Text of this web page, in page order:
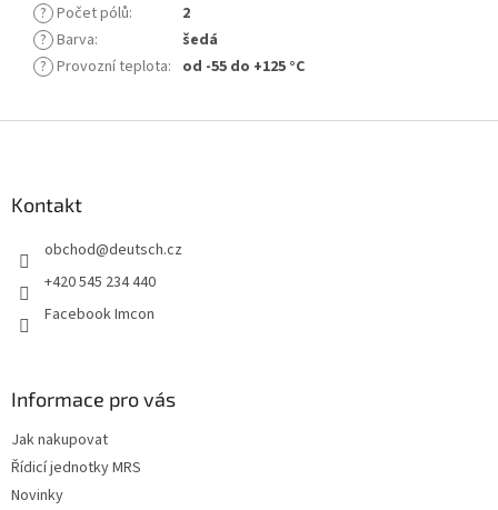
? Počet pólů:
2
? Barva:
šedá
? Provozní teplota: od -55 do +125 °C
Kontakt
obchod@deutsch.cz
+420 545 234 440
Facebook Imcon
Informace pro vás
Jak nakupovat
Řídicí jednotky MRS
Novinky